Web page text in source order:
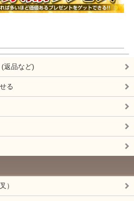
返品など)
る
）